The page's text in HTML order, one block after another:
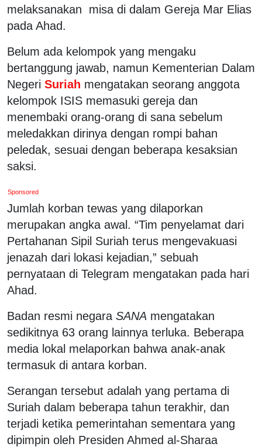
melaksanakan misa di dalam Gereja Mar Elias
pada Ahad.
Belum ada kelompok yang mengaku
bertanggung jawab, namun Kementerian Dalam
Negeri Suriah mengatakan seorang anggota
kelompok ISIS memasuki gereja dan
menembaki orang-orang di sana sebelum
meledakkan dirinya dengan rompi bahan
peledak, sesuai dengan beberapa kesaksian
saksi.
Sponsored
Jumlah korban tewas yang dilaporkan
merupakan angka awal. “Tim penyelamat dari
Pertahanan Sipil Suriah terus mengevakuasi
jenazah dari lokasi kejadian,” sebuah
pernyataan di Telegram mengatakan pada hari
Ahad.
Badan resmi negara SANA mengatakan
sedikitnya 63 orang lainnya terluka. Beberapa
media lokal melaporkan bahwa anak-anak
termasuk di antara korban.
Serangan tersebut adalah yang pertama di
Suriah dalam beberapa tahun terakhir, dan
terjadi ketika pemerintahan sementara yang
dipimpin oleh Presiden Ahmed al-Sharaa